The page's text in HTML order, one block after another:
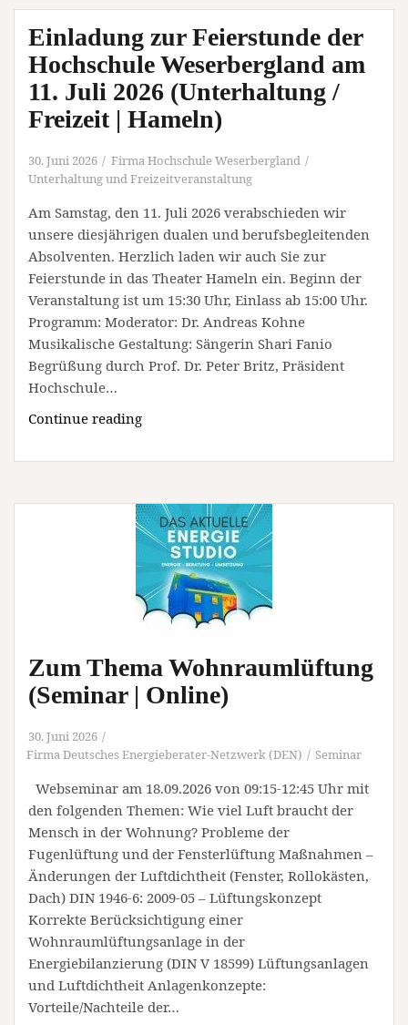
and
Applications
(Webinar
|
Online)
Einladung zur Feierstunde der
Hochschule Weserbergland am
11. Juli 2026 (Unterhaltung /
Freizeit | Hameln)
30. Juni 2026
Firma Hochschule Weserbergland
Unterhaltung und Freizeitveranstaltung
Am Samstag, den 11. Juli 2026 verabschieden wir
unsere diesjährigen dualen und berufsbegleitenden
Absolventen. Herzlich laden wir auch Sie zur
Feierstunde in das Theater Hameln ein. Beginn der
Veranstaltung ist um 15:30 Uhr, Einlass ab 15:00 Uhr.
Programm: Moderator: Dr. Andreas Kohne
Musikalische Gestaltung: Sängerin Shari Fanio
Begrüßung durch Prof. Dr. Peter Britz, Präsident
Hochschule…
Continue readingEinladung
Feierstunde
Hochschule
Weserbergland
am
11.
Juli
2026
Freizeit
|
Zum Thema Wohnraumlüftung
(Seminar | Online)
30. Juni 2026
Firma Deutsches Energieberater-Netzwerk (DEN)
Seminar
Webseminar am 18.09.2026 von 09:15-12:45 Uhr mit
den folgenden Themen: Wie viel Luft braucht der
Mensch in der Wohnung? Probleme der
Fugenlüftung und der Fensterlüftung Maßnahmen –
Änderungen der Luftdichtheit (Fenster, Rollokästen,
Dach) DIN 1946-6: 2009-05 – Lüftungskonzept
Korrekte Berücksichtigung einer
Wohnraumlüftungsanlage in der
Energiebilanzierung (DIN V 18599) Lüftungsanlagen
und Luftdichtheit Anlagenkonzepte:
Vorteile/Nachteile der…